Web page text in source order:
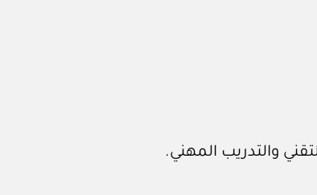
والتدريب المهني.